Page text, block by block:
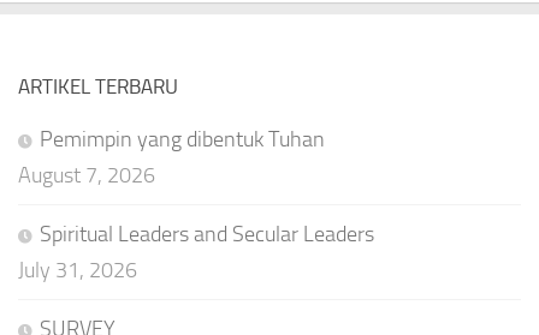
ARTIKEL TERBARU
Pemimpin yang dibentuk Tuhan
August 7, 2026
Spiritual Leaders and Secular Leaders
July 31, 2026
SURVEY